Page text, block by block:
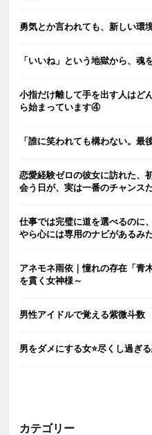
勇気とか言われても、新しい環
「いいね」という地獄から、魂
小指だけ離して手を出す人はど
ら始まっています④
「誰に笑われても構わない。最
恋愛経験ゼロの彼女に訪れた、
会う日が、実は一番のチャンス
仕事では完璧に道を選べるのに
やら心には専用のナビがあるみ
アネモネ雨依｜憧れの存在「青
を貫く女神様～
男性アイドルで覚える紫微斗
男をダメにする女⭐️尽くし過ぎ
カテゴリー